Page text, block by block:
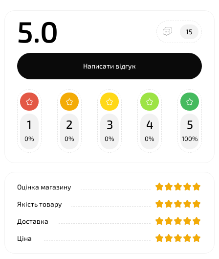
5.0 15
Написати відгук
1
0%
2
0%
3
0%
4
0%
5
100%
Оцінка магазину
Якість товару
Доставка
Ціна